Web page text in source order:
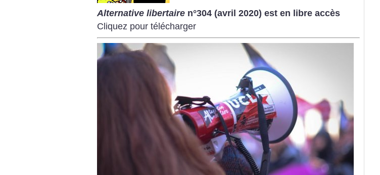
Alternative libertaire n°304 (avril 2020) est en libre accès
Cliquez pour télécharger